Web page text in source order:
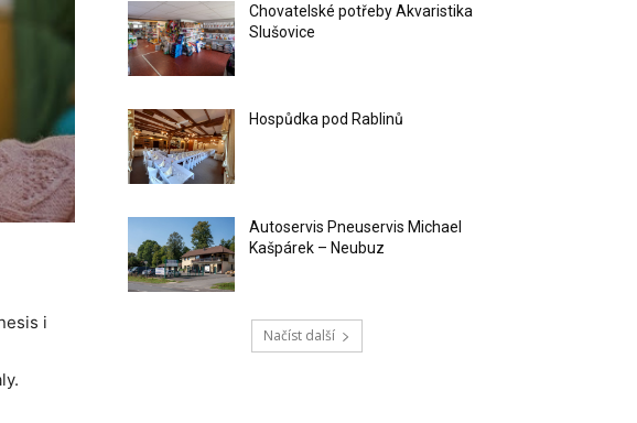
i
Chovatelské potřeby Akvaristika
Slušovice
Hospůdka pod Rablinů
Autoservis Pneuservis Michael
Kašpárek – Neubuz
Načíst další